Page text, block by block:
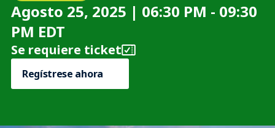
Agosto 25, 2025 | 06:30 PM - 09:30
PM EDT
Se requiere ticket
Regístrese ahora